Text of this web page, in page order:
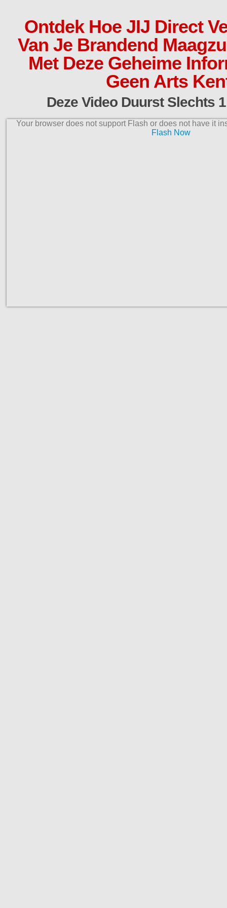
Ontdek Hoe JIJ Direct
Van Je Brandend
Met Deze Geheime
Geen Arts
Deze Video Duurst Slechts
Your browser does not support Flash or does not have it
Flash Now